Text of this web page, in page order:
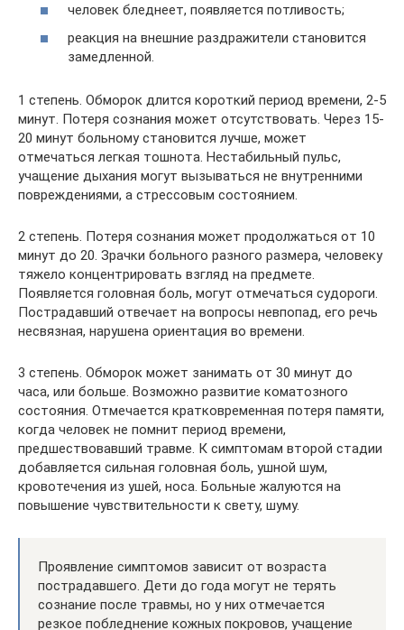
человек бледнеет, появляется потливость;
реакция на внешние раздражители становится
замедленной.
1 степень. Обморок длится короткий период времени, 2-5
минут. Потеря сознания может отсутствовать. Через 15-
20 минут больному становится лучше, может
отмечаться легкая тошнота. Нестабильный пульс,
учащение дыхания могут вызываться не внутренними
повреждениями, а стрессовым состоянием.
2 степень. Потеря сознания может продолжаться от 10
минут до 20. Зрачки больного разного размера, человеку
тяжело концентрировать взгляд на предмете.
Появляется головная боль, могут отмечаться судороги.
Пострадавший отвечает на вопросы невпопад, его речь
несвязная, нарушена ориентация во времени.
3 степень. Обморок может занимать от 30 минут до
часа, или больше. Возможно развитие коматозного
состояния. Отмечается кратковременная потеря памяти,
когда человек не помнит период времени,
предшествовавший травме. К симптомам второй стадии
добавляется сильная головная боль, ушной шум,
кровотечения из ушей, носа. Больные жалуются на
повышение чувствительности к свету, шуму.
Проявление симптомов зависит от возраста
пострадавшего. Дети до года могут не терять
сознание после травмы, но у них отмечается
резкое побледнение кожных покровов, учащение